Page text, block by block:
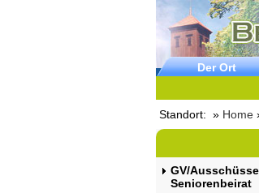
Der Ort
Standort: » Home
GV/
Seniorenbeirat